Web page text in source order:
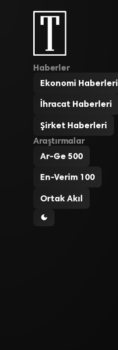
Haberler
Ekonomi Haberleri
İhracat Haberleri
Şirket Haberleri
Araştırmalar
Ar-Ge 500
En-Verim 100
Ortak Akıl